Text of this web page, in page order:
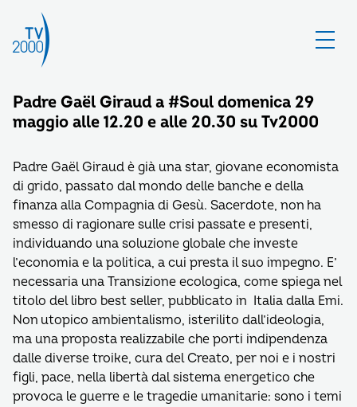
Padre Gaël Giraud a #Soul domenica 29
maggio alle 12.20 e alle 20.30 su Tv2000
Padre Gaël Giraud è già una star, giovane economista
di grido, passato dal mondo delle banche e della
finanza alla Compagnia di Gesù. Sacerdote, non ha
smesso di ragionare sulle crisi passate e presenti,
individuando una soluzione globale che investe
l’economia e la politica, a cui presta il suo impegno. E’
necessaria una Transizione ecologica, come spiega nel
titolo del libro best seller, pubblicato in Italia dalla Emi.
Non utopico ambientalismo, isterilito dall’ideologia,
ma una proposta realizzabile che porti indipendenza
dalle diverse troike, cura del Creato, per noi e i nostri
figli, pace, nella libertà dal sistema energetico che
provoca le guerre e le tragedie umanitarie: sono i temi